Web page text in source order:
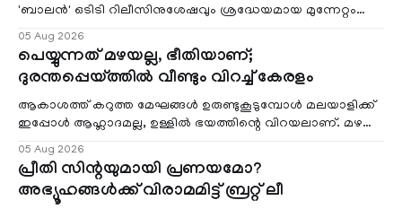
'ബാലൻ' ഒടിടി റിലീസിനുശേഷവും ശ്രദ്ധേയമായ മുന്നേറ്റം
തുടരുന്നു. സീ5-ൽ
05 Aug 2026
പെയ്യുന്നത് മഴയല്ല, ഭീതിയാണ്;
ദുരന്തപ്പെയ്ത്തിൽ വീണ്ടും വിറച്ച് കേരളം
ആകാശത്ത് കറുത്ത മേഘങ്ങൾ ഉരുണ്ടുകൂടുമ്പോൾ മലയാളിക്ക്
ഇപ്പോൾ ആഹ്ലാദമല്ല, ഉള്ളിൽ ഭയത്തിന്റെ വിറയലാണ്. മഴ
ഒരുകാലത്ത് സമൃദ്ധിയുടെയും പ്
05 Aug 2026
പ്രീതി സിന്റയുമായി പ്രണയമോ?
അഭ്യൂഹങ്ങൾക്ക് വിരാമമിട്ട് ബ്രറ്റ് ലീ